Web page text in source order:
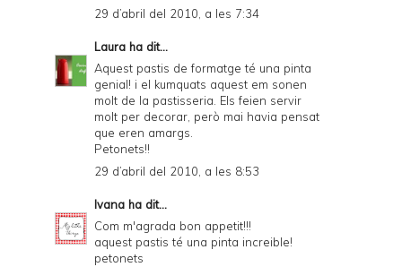
29 d’abril del 2010, a les 7:34
Laura ha dit...
Aquest pastis de formatge té una pinta
genial! i el kumquats aquest em sonen
molt de la pastisseria. Els feien servir
molt per decorar, però mai havia pensat
que eren amargs.
Petonets!!
29 d’abril del 2010, a les 8:53
Ivana ha dit...
Com m'agrada bon appetit!!!
aquest pastis té una pinta increible!
petonets